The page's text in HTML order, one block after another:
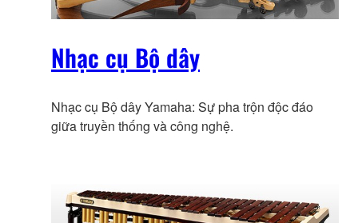
Nhạc cụ Bộ dây
Nhạc cụ Bộ dây Yamaha: Sự pha trộn độc đáo
giữa truyền thống và công nghệ.